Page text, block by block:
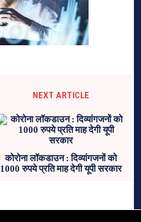
NEXT ARTICLE
कोरोना लॉकडाउन : दिव्यांगजनों को
1000 रुपये प्रति माह देगी यूपी सरकार